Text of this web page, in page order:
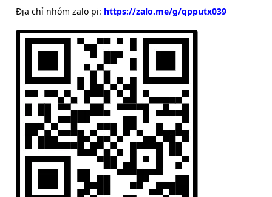
Địa chỉ nhóm zalo pi: https://zalo.me/g/qpputx039